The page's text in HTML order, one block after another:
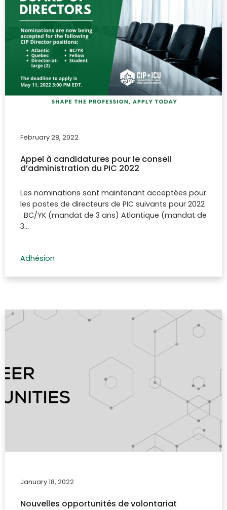
February 28, 2022
Appel à candidatures pour le conseil
d’administration du PIC 2022
Les nominations sont maintenant acceptées pour
les postes de directeurs de PIC suivants pour 2022
: BC/YK (mandat de 3 ans) Atlantique (mandat de
3…
Adhésion
January 18, 2022
Nouvelles opportunités de volontariat